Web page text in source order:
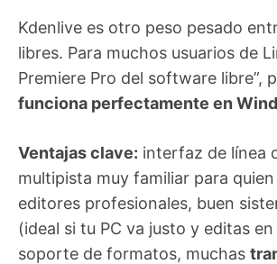
Kdenlive es otro peso pesado
libres. Para muchos usuarios de
Premiere Pro del software libre”,
funciona perfectamente en
Ventajas clave: interfaz de línea
multipista muy familiar para
editores profesionales, buen
(ideal si tu PC va justo y editas
soporte de formatos, muchas